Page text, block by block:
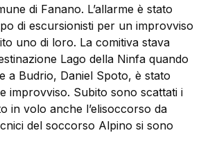
di Fanano. L’allarme è stato
di escursionisti per un improvviso
uno di loro. La comitiva stava
Lago della Ninfa quando
a Budrio, Daniel Spoto, è stato
improvviso. Subito sono scattati i
in volo anche l’elisoccorso da
del soccorso Alpino si sono